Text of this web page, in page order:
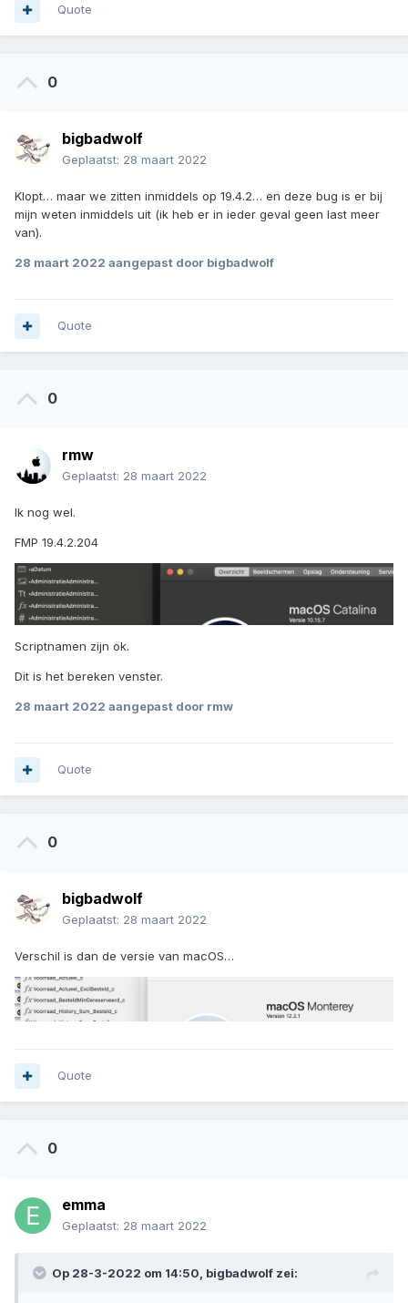
Quote
0
bigbadwolf
Geplaatst: 28 maart 2022
Klopt… maar we zitten inmiddels op 19.4.2… en deze bug is er bij
mijn weten inmiddels uit (ik heb er in ieder geval geen last meer
van).
28 maart 2022 aangepast door bigbadwolf
Quote
0
rmw
Geplaatst: 28 maart 2022
Ik nog wel.
FMP 19.4.2.204
Scriptnamen zijn ok.
Dit is het bereken venster.
28 maart 2022 aangepast door rmw
Quote
0
bigbadwolf
Geplaatst: 28 maart 2022
Verschil is dan de versie van macOS…
Quote
0
emma
Geplaatst: 28 maart 2022
Op 28-3-2022 om 14:50, bigbadwolf zei: